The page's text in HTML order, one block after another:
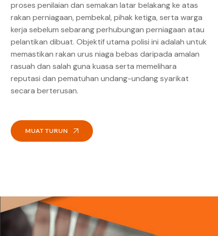
proses penilaian dan semakan latar belakang ke atas
rakan perniagaan, pembekal, pihak ketiga, serta warga
kerja sebelum sebarang perhubungan perniagaan atau
pelantikan dibuat. Objektif utama polisi ini adalah untuk
memastikan rakan urus niaga bebas daripada amalan
rasuah dan salah guna kuasa serta memelihara
reputasi dan pematuhan undang-undang syarikat
secara berterusan.
MUAT TURUN